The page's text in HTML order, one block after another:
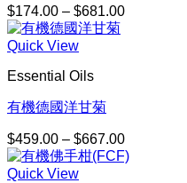
$174.00 – $681.00價
Quick View
Essential Oils
有機德國洋甘菊
$459.00 – $667.00價
格
Quick View